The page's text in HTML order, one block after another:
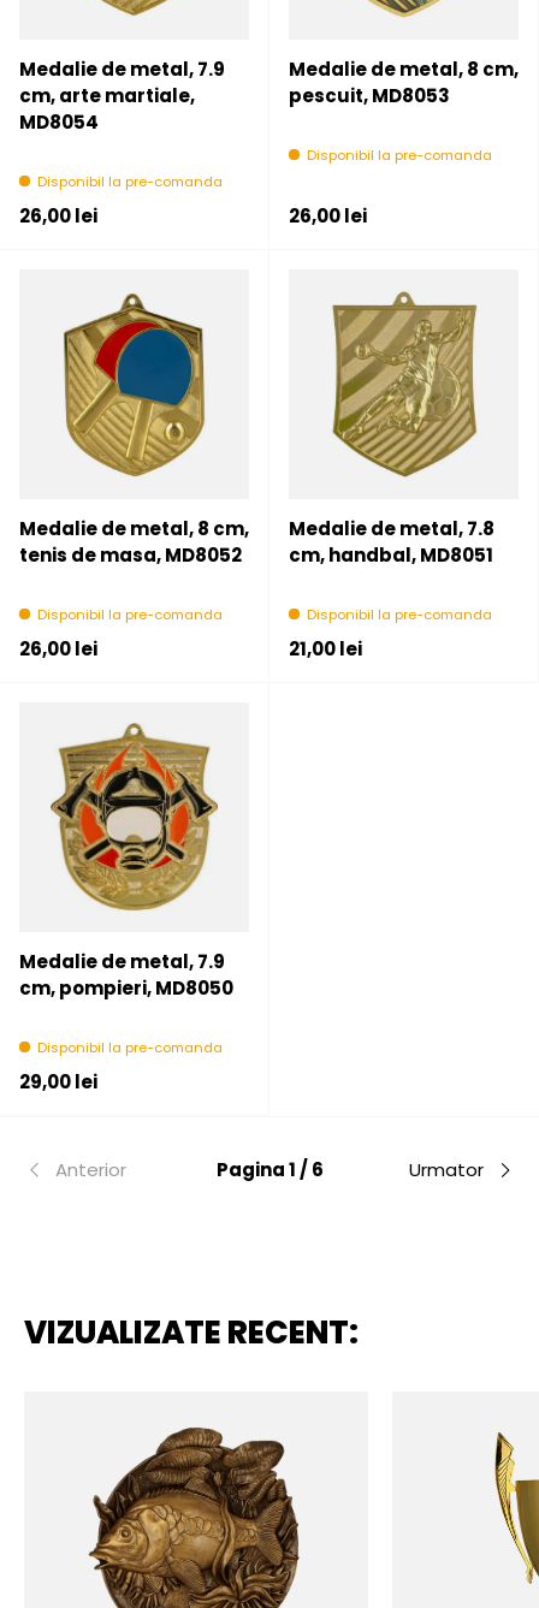
Medalie de metal, 7.9
cm, arte martiale,
MD8054
Disponibil la pre-comanda
Pret initial
26,00 lei
Medalie de metal, 8 cm,
pescuit, MD8053
Disponibil la pre-comanda
Pret initial
26,00 lei
Medalie de metal, 8 cm,
tenis de masa, MD8052
Disponibil la pre-comanda
Pret initial
26,00 lei
Medalie de metal, 7.8
cm, handbal, MD8051
Disponibil la pre-comanda
Pret initial
21,00 lei
Medalie de metal, 7.9
cm, pompieri, MD8050
Disponibil la pre-comanda
Pret initial
29,00 lei
Anterior Pagina 1 / 6 Urmator
VIZUALIZATE RECENT: